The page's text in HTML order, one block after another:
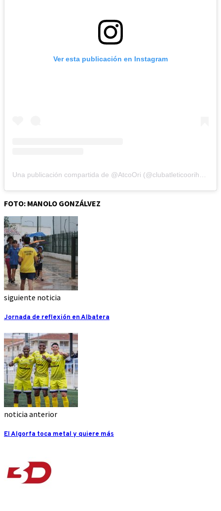
Ver esta publicación en Instagram
FOTO: MANOLO GONZÁLVEZ
siguiente noticia
Jornada de reflexión en Albatera
noticia anterior
El Algorfa toca metal y quiere más